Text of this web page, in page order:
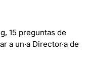
15 preguntas de
a un·a Director·a de